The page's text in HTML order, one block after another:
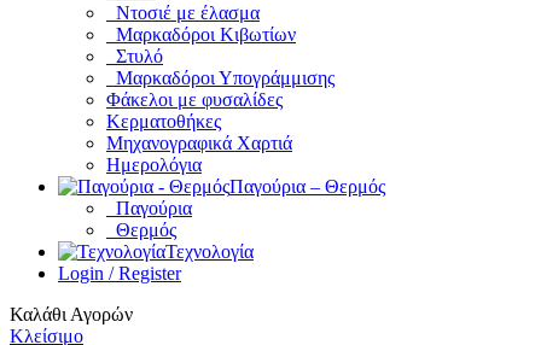
Ντοσιέ με έλασμα
Μαρκαδόροι Κιβωτίων
Στυλό
Μαρκαδόροι Υπογράμμισης
Φάκελοι με φυσαλίδες
Κερματοθήκες
Μηχανογραφικά Χαρτιά
Ημερολόγια
Παγούρια – Θερμός
Παγούρια
Θερμός
Τεχνολογία
Login / Register
Καλάθι Αγορών
Κλείσιμο